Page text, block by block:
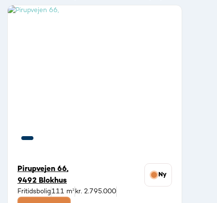
Pirupvejen 66,
9492 Blokhus
Ny
Fritidsbolig111 m² kr. 2.795.000